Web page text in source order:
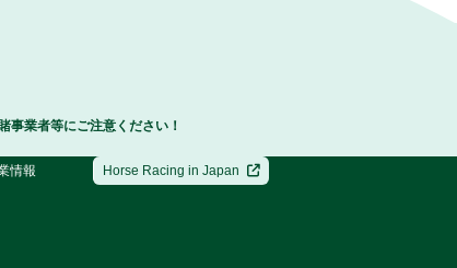
事業者等にご注意ください！
情報 Horse Racing in Japan